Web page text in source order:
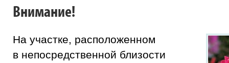
Внимание!
На участке, расположенном
в непосредственной близости